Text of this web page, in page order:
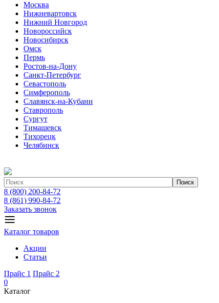
Москва
Нижневартовск
Нижний Новгород
Новороссийск
Новосибирск
Омск
Пермь
Ростов-на-Дону
Санкт-Петербург
Севастополь
Симферополь
Славянск-на-Кубани
Ставрополь
Сургут
Тимашевск
Тихорецк
Челябинск
Поиск
8 (800) 200-84-72
8 (861) 990-84-72
Заказать звонок
Каталог товаров
Акции
Статьи
Прайс 1 Прайс 2
0
Каталог